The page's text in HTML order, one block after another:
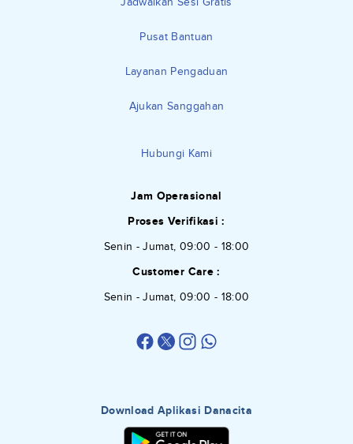
Pusat Bantuan
Layanan Pengaduan
Ajukan Sanggahan
Hubungi Kami
Jam Operasional
Proses Verifikasi :
Senin - Jumat, 09:00 - 18:00
Customer Care :
Senin - Jumat, 09:00 - 18:00
Download Aplikasi Danacita